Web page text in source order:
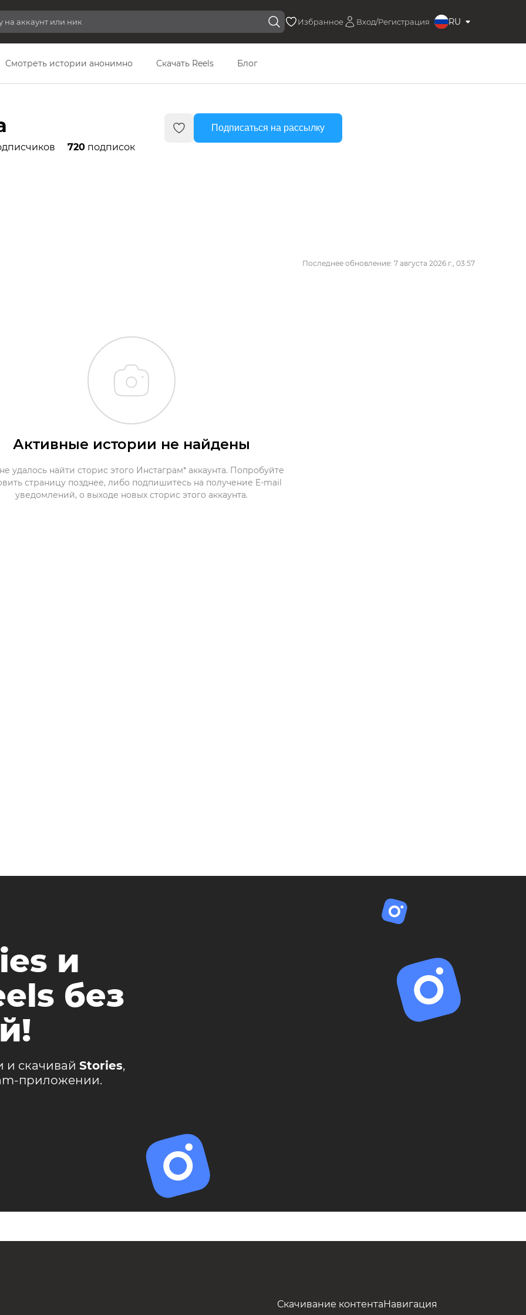
Избранное Вход/Регистрация RU
Смотреть истории анонимно Скачать Reels Блог
720 подписок
Подписаться на рассылку
Последнее обновление: 7 августа 2026 г., 03:57
Активные истории не найдены
удалось найти сторис этого Инстаграм* аккаунта. Попробуйте
страницу позднее, либо подпишитесь на получение E-mail
уведомлений, о выходе новых сторис этого аккаунта.
и
без
и скачивай Stories,
приложении.
Скачивание контентаНавигация